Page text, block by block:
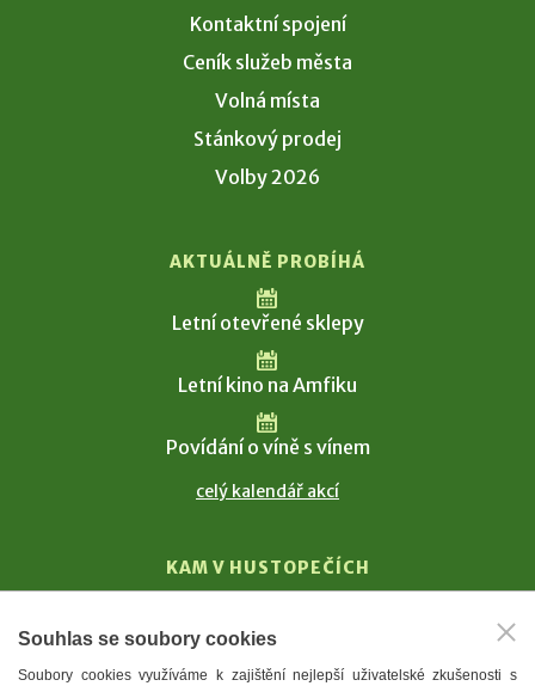
Kontaktní spojení
Ceník služeb města
Volná místa
Stánkový prodej
Volby 2026
AKTUÁLNĚ PROBÍHÁ
Letní otevřené sklepy
Letní kino na Amfiku
Povídání o víně s vínem
celý kalendář akcí
KAM V HUSTOPEČÍCH
T. G. Masaryk
Souhlas se soubory cookies
Soubory cookies využíváme k zajištění nejlepší uživatelské zkušenosti s